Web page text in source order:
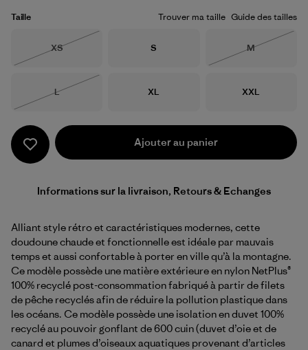
Taille Trouver ma taille Guide des tailles
Taille
XS
Taille
S Taille
M
Taille
L
Taille
XL Taille
XXL
Ajouter au panier
Informations sur la livraison, Retours & Echanges
Alliant style rétro et caractéristiques modernes, cette
doudoune chaude et fonctionnelle est idéale par mauvais
temps et aussi confortable à porter en ville qu’à la montagne.
Ce modèle possède une matière extérieure en nylon NetPlus®
100% recyclé post-consommation fabriqué à partir de filets
de pêche recyclés afin de réduire la pollution plastique dans
les océans. Ce modèle possède une isolation en duvet 100%
recyclé au pouvoir gonflant de 600 cuin (duvet d’oie et de
canard et plumes d’oiseaux aquatiques provenant d’articles